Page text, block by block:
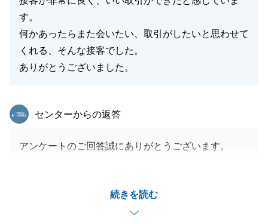
す。
何かあったらまた会いたい、取引がしたいと思わせて
くれる、そんな接客でした。
ありがとうございました。
続きを読む
東急リバブル
センターからの返答
アンケートのご回答誠にありがとうございます。
お取引が無事に終えられたのも、お客様のご協力あっ